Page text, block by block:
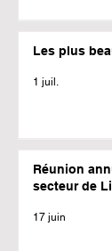
Les plus
1 juil.
Réunion
secteur de
17 juin